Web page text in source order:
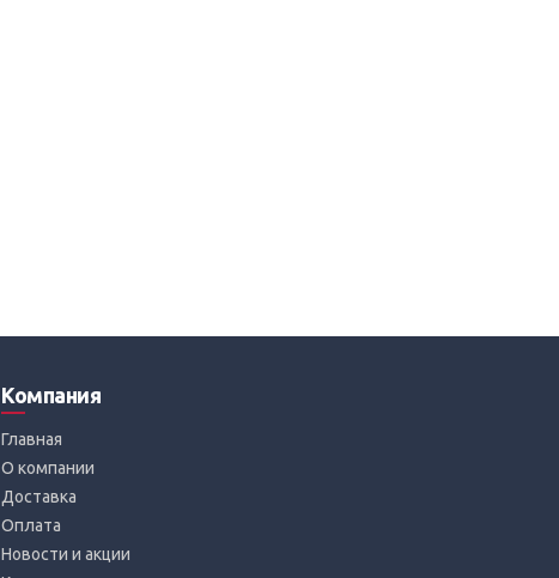
Компания
Главная
О компании
Доставка
Оплата
Новости и акции